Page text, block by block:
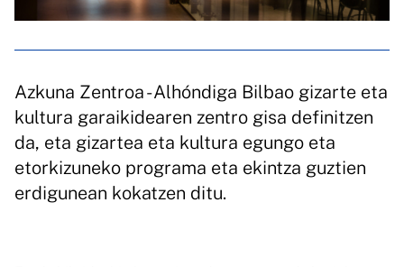
Azkuna Zentroa - Alhóndiga Bilbao gizarte eta
kultura garaikidearen zentro gisa definitzen
da, eta gizartea eta kultura egungo eta
etorkizuneko programa eta ekintza guztien
erdigunean kokatzen ditu.